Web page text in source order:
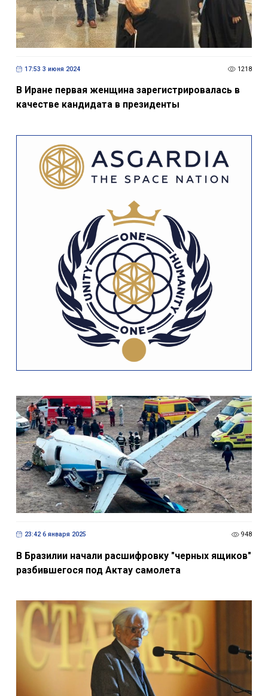
17:53 3 июня 2024 1218
В Иране первая женщина зарегистрировалась в
качестве кандидата в президенты
23:42 6 января 2025 948
В Бразилии начали расшифровку "черных ящиков"
разбившегося под Актау самолета